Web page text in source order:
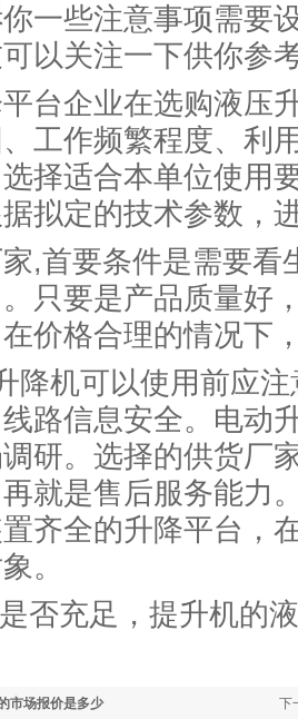
一些注意事项需要
以关注一下供你参
台企业在选购液压
工作频繁程度、利
择适合本单位使用
拟定的技术参数，
,首要条件是需要看
只要是产品质量好
价格合理的情况下
降机可以使用前应
路信息安全。电动
研。选择的供货厂
就是售后服务能力
齐全的升降平台，
。
否充足，提升机的
下
市场报价是多少